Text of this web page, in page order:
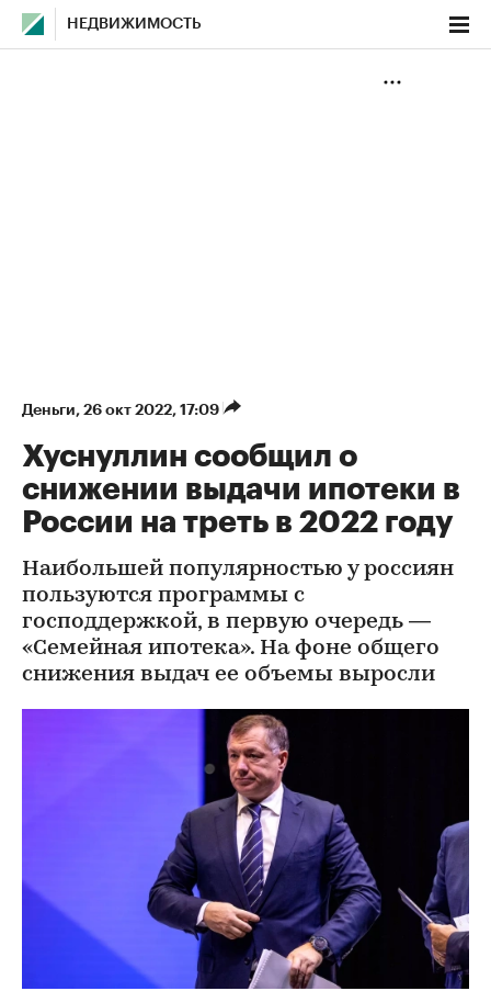
НЕДВИЖИМОСТЬ
Деньги⁠, 26 окт 2022, 17:09
Хуснуллин сообщил о
снижении выдачи ипотеки в
России на треть в 2022 году
Наибольшей популярностью у россиян
пользуются программы с
господдержкой, в первую очередь —
«Семейная ипотека». На фоне общего
снижения выдач ее объемы выросли